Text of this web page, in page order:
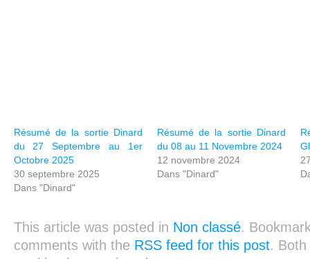
Résumé de la sortie Dinard
du 27 Septembre au 1er
Octobre 2025
30 septembre 2025
Dans "Dinard"
Résumé de la sortie Dinard
du 08 au 11 Novembre 2024
12 novembre 2024
Dans "Dinard"
This article was posted in Non classé.
comments with the RSS feed for this post. Both